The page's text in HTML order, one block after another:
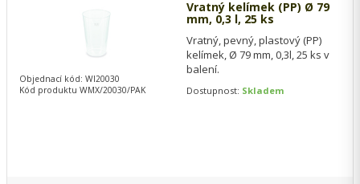
Vratný kelímek (PP) Ø 79
mm, 0,3 l, 25 ks
Vratný, pevný, plastový (PP)
kelímek, Ø 79 mm, 0,3l, 25 ks v
balení.
Dostupnost: Skladem
Objednací kód: WI20030
Kód produktu WMX/20030/PAK